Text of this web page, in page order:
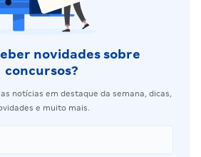
novidades sobre
concursos?
notícias em destaque da semana, dicas,
e muito mais.